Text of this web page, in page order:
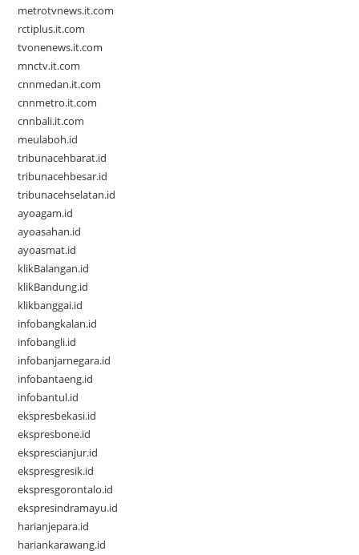
metrotvnews.it.com
rctiplus.it.com
tvonenews.it.com
mnctv.it.com
cnnmedan.it.com
cnnmetro.it.com
cnnbali.it.com
meulaboh.id
tribunacehbarat.id
tribunacehbesar.id
tribunacehselatan.id
ayoagam.id
ayoasahan.id
ayoasmat.id
klikBalangan.id
klikBandung.id
klikbanggai.id
infobangkalan.id
infobangli.id
infobanjarnegara.id
infobantaeng.id
infobantul.id
ekspresbekasi.id
ekspresbone.id
eksprescianjur.id
ekspresgresik.id
ekspresgorontalo.id
ekspresindramayu.id
harianjepara.id
hariankarawang.id